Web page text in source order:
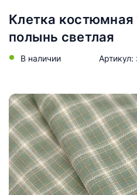
Клетка
полынь светлая
В наличии Артикул: